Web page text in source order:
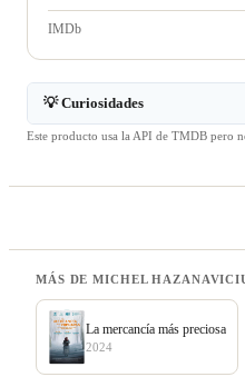
IMDb
💡 Curiosidades
Este producto usa la API de TMDB pero
MÁS DE MICHEL
La mercancía más preciosa
2024